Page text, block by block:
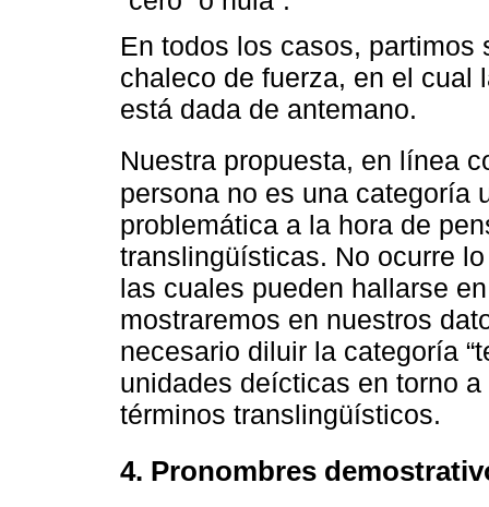
En todos los casos,
chaleco de fuerza, en el cual
está dada de antemano.
Nuestra propuesta, en línea
persona no es una categoría
problemática a la hora de
translingüísticas. No ocurre
las cuales pueden hallarse
mostraremos en nuestros
necesario diluir la categoría
unidades deícticas en torno
términos translingüísticos.
4. Pronombres